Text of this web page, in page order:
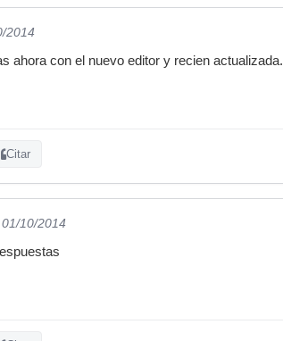
2014
ahora con el nuevo editor y recien actualizada.
Citar
10/2014